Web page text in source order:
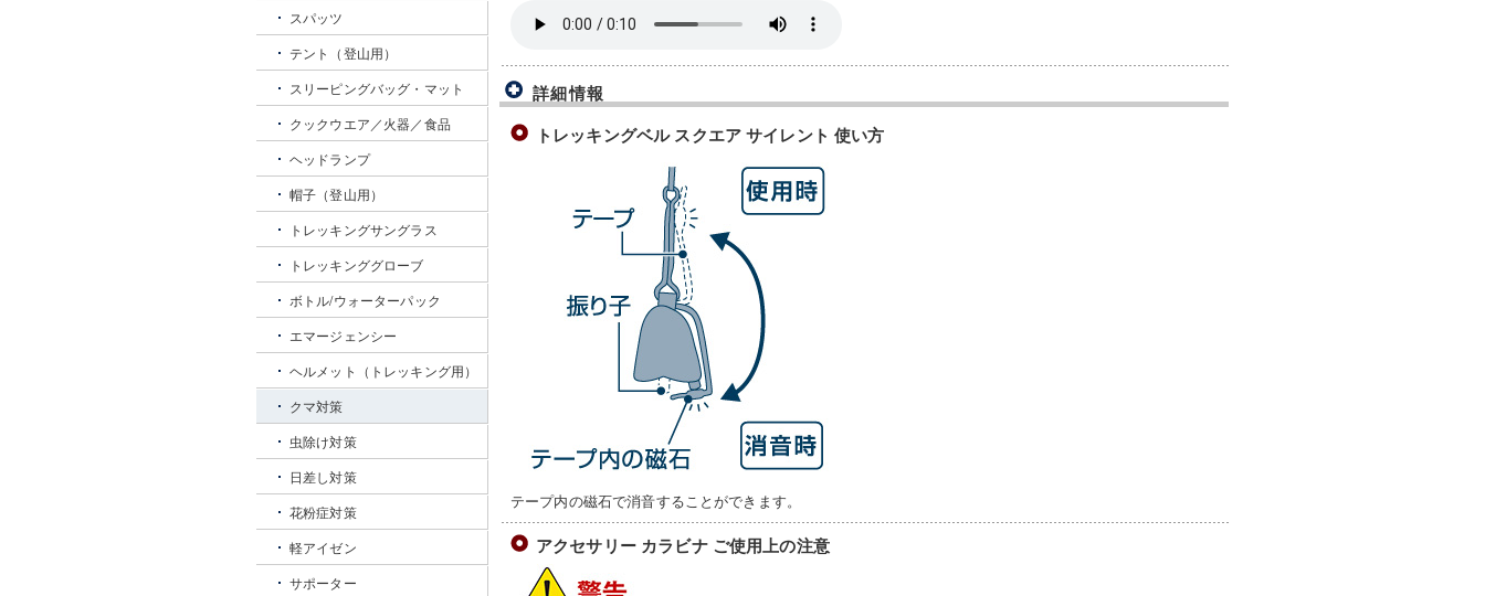
詳細情報
トレッキングベル スクエア サイレント 使い方
テープ内の磁石で消音することができます。
アクセサリー カラビナ ご使用上の注意
スパッツ
テント（登山用）
スリーピングバッグ・マット
クックウエア／火器／食品
ヘッドランプ
帽子（登山用）
トレッキングサングラス
トレッキンググローブ
ボトル/ウォーターパック
エマージェンシー
ヘルメット（トレッキング用）
クマ対策
虫除け対策
日差し対策
花粉症対策
軽アイゼン
サポーター